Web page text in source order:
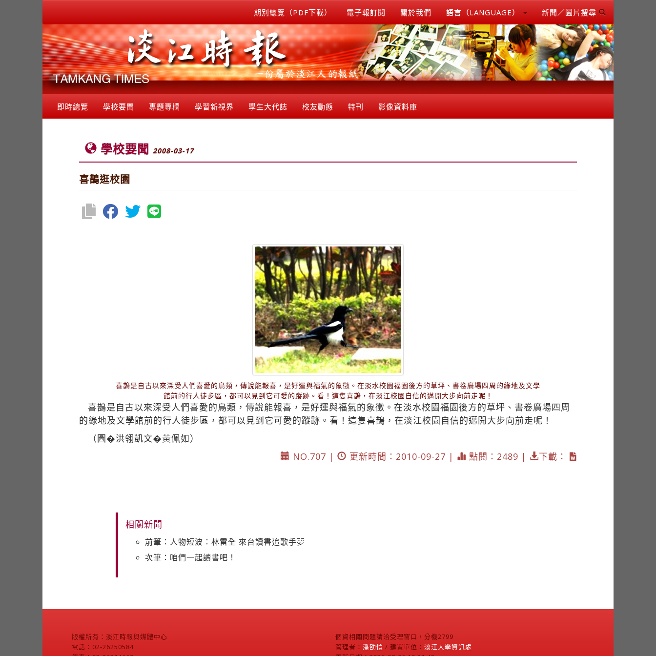
期別總覽（PDF下載） 電子報訂閱 關於我們 語言（LANGUAGE） 新聞／圖片搜尋
即時總覽 學校要聞 專題專欄 學習新視界 學生大代誌 校友動態 特刊 影像資料庫
學校要聞 2008-03-17
喜鵲逛校園
喜鵲是自古以來深受人們喜愛的鳥類，傳說能報喜，是好運與福氣的象徵。在淡水校園福園後方的草坪、書卷廣場四周的綠地及文學
館前的行人徒步區，都可以見到它可愛的蹤跡。看！這隻喜鵲，在淡江校園自信的邁開大步向前走呢！
喜鵲是自古以來深受人們喜愛的鳥類，傳說能報喜，是好運與福氣的象徵。在淡水校園福園後方的草坪、書卷廣場四周
的綠地及文學館前的行人徒步區，都可以見到它可愛的蹤跡。看！這隻喜鵲，在淡江校園自信的邁開大步向前走呢！
（圖�洪翎凱文�黃佩如）
NO.707 |
更新時間：2010-09-27 | 點閱：2489 | 下載：
相關新聞
前筆：人物短波：林雷全 來台讀書追歌手夢
次筆：咱們一起讀書吧！
版權所有：淡江時報與媒體中心
電話：02-26250584
個資相關問題請洽受理窗口，分機2799
管理者： 潘劭愷 / 建置單位： 淡江大學資訊處